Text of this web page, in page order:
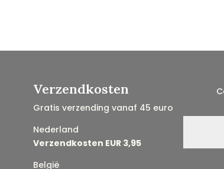
Verzendkosten
Gratis verzending vanaf 45 euro
Nederland
Verzendkosten EUR 3,95
België